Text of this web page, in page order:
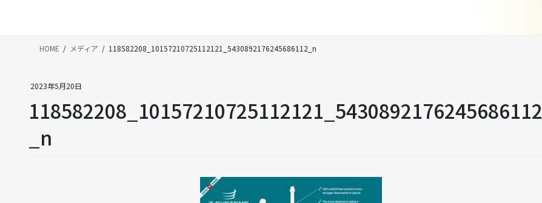
HOME メディア 118582208_10157210725112121_5430892176245686112_n
2023年5月20日
118582208_10157210725112121_5430892176245686112
_n